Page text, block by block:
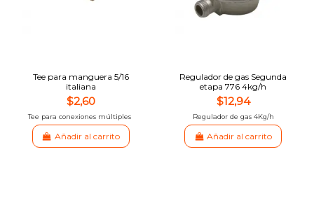
Tee para manguera 5/16
italiana
$2,60
Tee para conexiones múltiples
Añadir al carrito
Regulador de gas Segunda
etapa 776 4kg/h
$12,94
Regulador de gas 4Kg/h
Añadir al carrito